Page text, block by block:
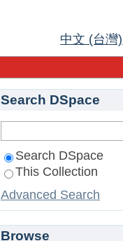
中文 (台灣)
Search DSpace
Search DSpace
This Collection
Advanced Search
Browse